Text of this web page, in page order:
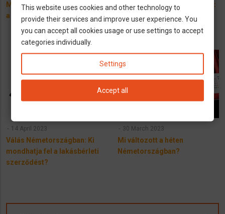
Mikor és mennyivel emelhetik
a lakbért Németországban?
Bérelt ingatlanból kiköltözés:
Készíthet képeket a
14 April 2023
Válás Németországban: Ki
mondhatja fel a lakásbérleti
szerződést?
30 March 2023
Mi változott a héten
Németországban?
This website uses cookies and other technology to
provide their services and improve user experience. You
you can accept all cookies usage or use settings to accept
categories individually.
Settings
Accept all